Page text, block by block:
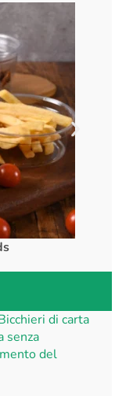
di carta
senza
del